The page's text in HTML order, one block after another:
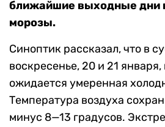
ближайшие выходные дни
морозы.
Синоптик рассказал, что в
воскресенье, 20 и 21
ожидается умеренная
Температура воздуха
минус 8—13 градусов.